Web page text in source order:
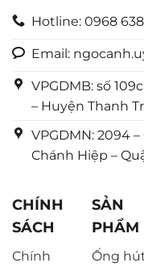
Hotline: 0968
Email:
VPGDMB: số
– Huyện Thanh
VPGDMN: 2094
Chánh Hiệp –
CHÍNH
SÁCH
Chính
SẢN
PHẨM
Ống